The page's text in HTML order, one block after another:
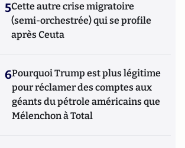
5Cette autre crise migratoire
(semi-orchestrée) qui se profile
après Ceuta
6Pourquoi Trump est plus légitime
pour réclamer des comptes aux
géants du pétrole américains que
Mélenchon à Total